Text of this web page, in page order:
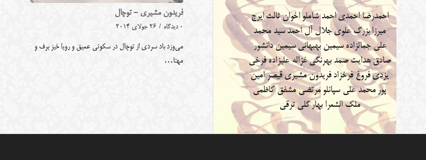
فریدون مشیری - توچال
0 دیدگاه / 26 جولای 2014
می‌وزد باد سردی از توچال در سکوتی عمیق و رویا خیز برف و
مهتا…
احمدرضا احمدیاحمد شاملواخوان ثالث ایرج
میرزابزرگ علوی جلال آل احمد سید محمد
علی جمالزاده سیمین بهبهانیسیمین دانشور
صادق هدایتصمد بهرنگیغزاله علیزادهفرخی
یزدیفروغ فرخزاد فریدون مشیری قیصر امین
پور محمد علی سپانلو مرتضی مشفق کاظمی
ملک الشعرا بهارگلی ترقی